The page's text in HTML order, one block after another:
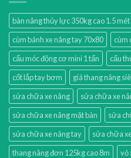
bàn nâng thủy lực 350kg cao 1.5
cùm bánh xe nâng tay 70x80
cùm
cẩu móc động cơ mini 1 tấn
cẩu
cốt lắp tay bơm
giá thang nâng
sửa chữa xe nâng
sửa chữa xe
sửa chữa xe nâng mặt bàn
sửa
sửa chữa xe nâng tay
sửa chữa
thang nâng đơn 125kg cao 8m
vỏ